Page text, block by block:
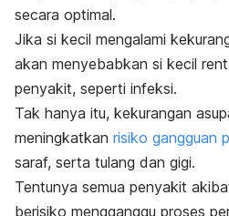
secara optimal.
Jika si kecil mengalami
akan menyebabkan si kecil
penyakit, seperti infeksi.
Tak hanya itu, kekurangan
meningkatkan risiko gangguan
saraf, serta tulang dan gigi.
Tentunya semua penyakit
berisiko mengganggu proses